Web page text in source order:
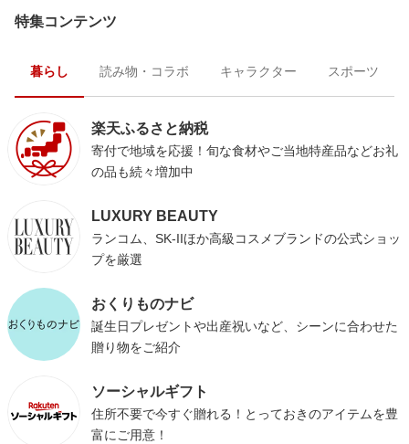
特集コンテンツ
暮らし 読み物・コラボ キャラクター スポーツ
楽天ふるさと納税
寄付で地域を応援！旬な食材やご当地特産品などお礼
の品も続々増加中
LUXURY BEAUTY
ランコム、SK-IIほか高級コスメブランドの公式ショッ
プを厳選
おくりものナビ
誕生日プレゼントや出産祝いなど、シーンに合わせた
贈り物をご紹介
ソーシャルギフト
住所不要で今すぐ贈れる！とっておきのアイテムを豊
富にご用意！